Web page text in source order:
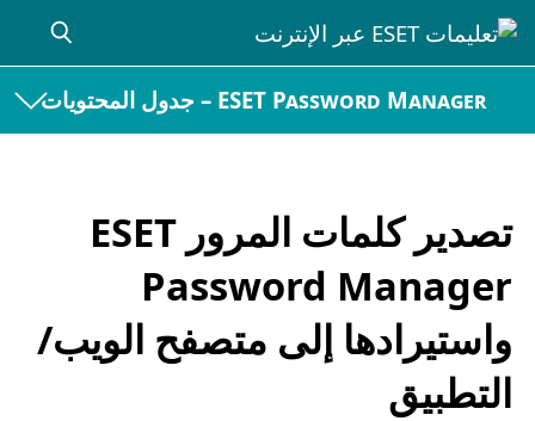
ESET Password Manager – جدول المحتويات
تصدير كلمات المرور ESET
Password Manager
واستيرادها إلى متصفح الويب/
التطبيق